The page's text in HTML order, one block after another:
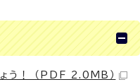
う！ （PDF 2.0MB）